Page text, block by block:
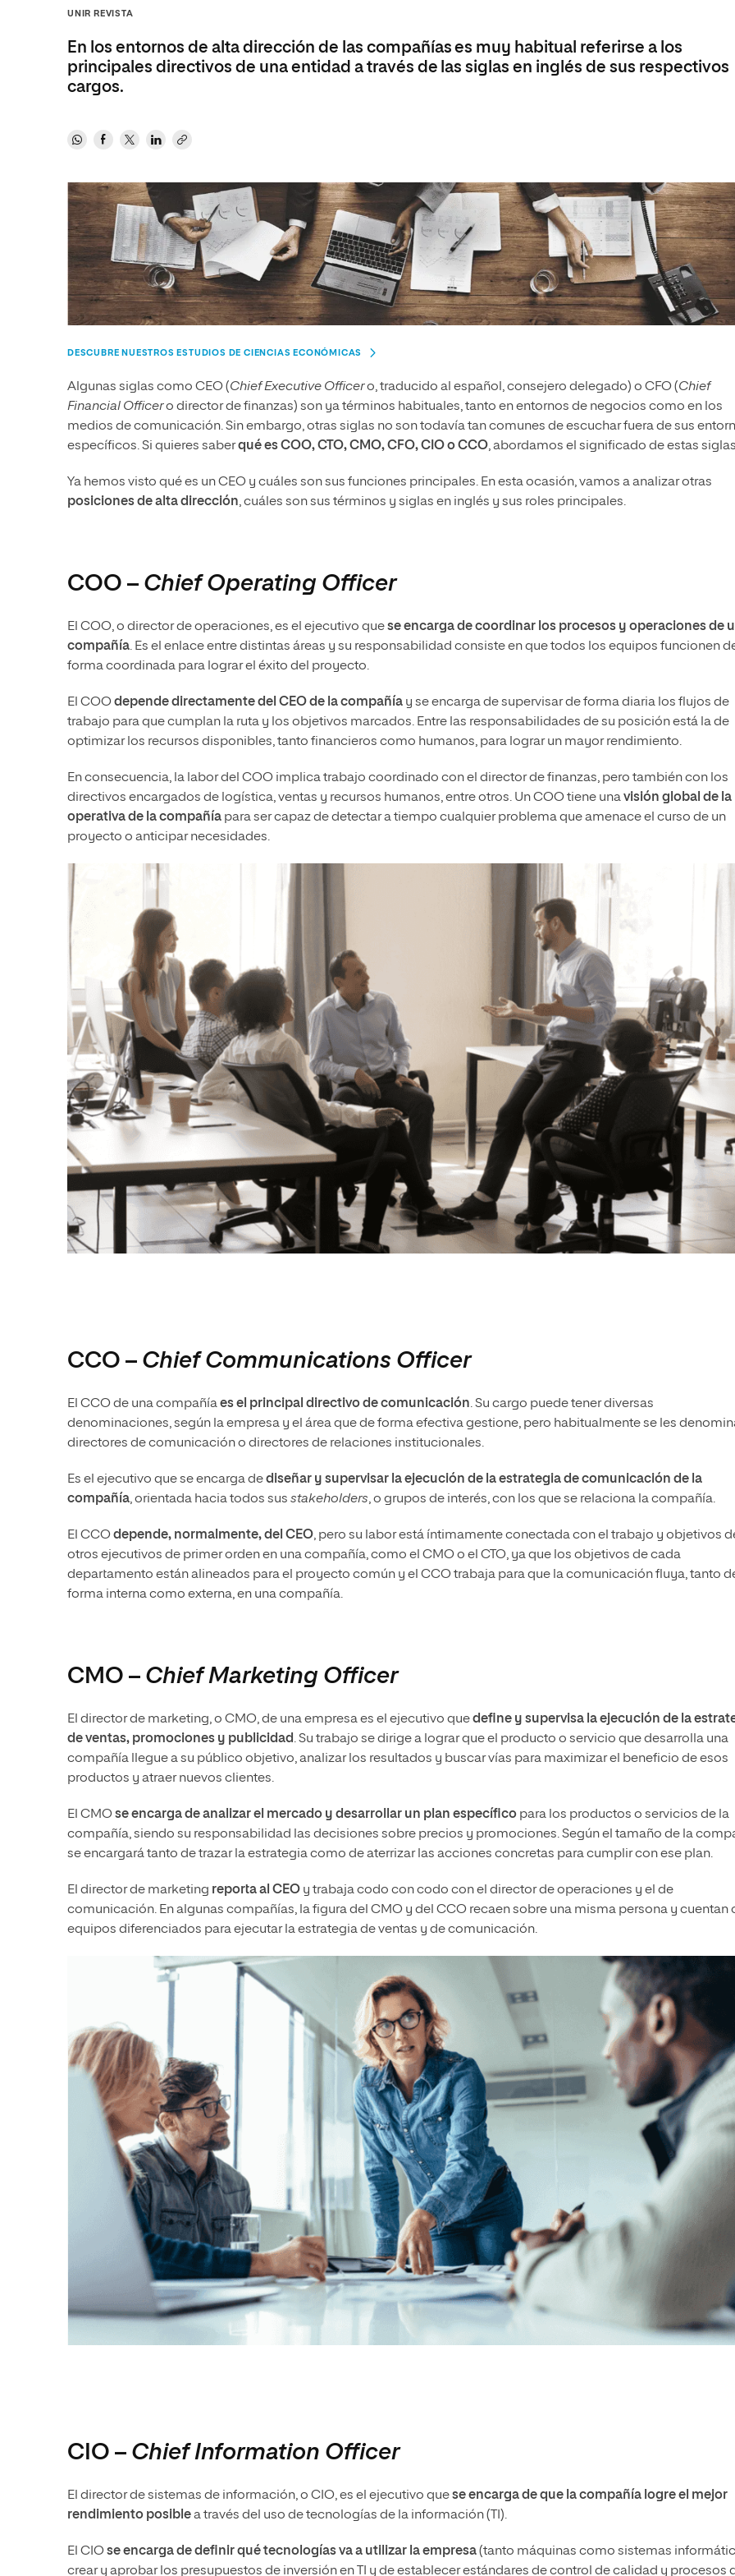
Ciencias Sociales
Humanidades
Música
Ciencias de la Salud
Ciencias Sociales
Artes
UNIR REVISTA
En los entornos de alta dirección de las compañías es muy habitual referirse a los
principales directivos de una entidad a través de las siglas en inglés de sus respectivos
cargos.
DESCUBRE NUESTROS ESTUDIOS DE CIENCIAS ECONÓMICAS
Algunas siglas como CEO (Chief Executive Officero, traducido al español, consejero delegado) o CFO (Chief
Financial Officero director de finanzas) son ya términos habituales, tanto en entornos de negocios como en los
medios de comunicación. Sin embargo, otras siglas no son todavía tan comunes de escuchar fuera de sus
específicos. Si quieres saberqué esCOO, CTO, CMO, CFO, CIO oCCO, abordamos el significado de estas
Ya hemos visto qué es un CEO y cuáles son sus funciones principales. En esta ocasión, vamos a analizar otras
posiciones de alta dirección, cuáles son sus términos y siglas en inglés y sus roles principales.
COO – Chief Operating Officer
El COO, o director de operaciones, es el ejecutivo quese encarga de coordinar los procesos y operaciones de
compañía. Es el enlace entre distintas áreas y su responsabilidad consiste en que todos los equipos funcionen
forma coordinada para lograr el éxito del proyecto.
El COOdepende directamente del CEO de la compañía y se encarga de supervisar de forma diaria los flujos de
trabajo para que cumplan la ruta y los objetivos marcados. Entre las responsabilidades de su posición está la de
optimizar los recursos disponibles, tanto financieros como humanos, para lograr un mayor rendimiento.
En consecuencia, la labor del COO implica trabajo coordinado con el director de finanzas, pero también con los
directivos encargados de logística, ventas y recursos humanos, entre otros. Un COO tiene unavisión global de la
operativa de la compañía para ser capaz de detectar a tiempo cualquier problema que amenace el curso de un
proyecto o anticipar necesidades.
CCO – Chief Communications Officer
El CCO de una compañíaes el principal directivo de comunicación. Su cargo puede tener diversas
denominaciones, según la empresa y el área que de forma efectiva gestione, pero habitualmente se les
directores de comunicación o directores de relaciones institucionales.
Es el ejecutivo que se encarga dediseñar y supervisar la ejecución de la estrategia de comunicación de la
compañía, orientada hacia todos sus stakeholders, o grupos de interés, con los que se relaciona la compañía.
El CCOdepende, normalmente, del CEO, pero su labor está íntimamente conectada con el trabajo y objetivos
otros ejecutivos de primer orden en una compañía, como el CMO o el CTO, ya que los objetivos de cada
departamento están alineados para el proyecto común y el CCO trabaja para que la comunicación fluya, tanto
forma interna como externa, en una compañía.
CMO – Chief Marketing Officer
El director de marketing, o CMO, de una empresa es el ejecutivo quedefine y supervisa la ejecución de la
de ventas, promociones y publicidad. Su trabajo se dirige a lograr que el producto o servicio que desarrolla una
compañía llegue a su público objetivo, analizar los resultados y buscar vías para maximizar el beneficio de esos
productos y atraer nuevos clientes.
El CMOse encarga de analizar el mercado y desarrollar un plan específico para los productos o servicios de la
compañía, siendo su responsabilidad las decisiones sobre precios y promociones. Según el tamaño de la
se encargará tanto de trazar la estrategia como de aterrizar las acciones concretas para cumplir con ese plan.
El director de marketing reporta al CEO y trabaja codo con codo con el director de operaciones y el de
comunicación. En algunas compañías, la figura del CMO y del CCO recaen sobre una misma persona y cuentan
equipos diferenciados para ejecutar la estrategia de ventas y de comunicación.
CIO – Chief Information Officer
El director de sistemas de información, o CIO, es el ejecutivo quese encarga de que la compañía logre el mejor
rendimiento posiblea través del uso de tecnologías de la información (TI).
El CIOse encarga de definir qué tecnologías va a utilizar la empresa(tanto máquinas como sistemas
crear y aprobar los presupuestos de inversión en TI y de establecer estándares de control de calidad y procesos